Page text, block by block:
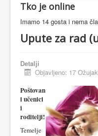
Tko je online
Imamo 14 gosta i nema
Upute za rad
Detalji
Objavljeno: 17
Poštovan
i učenici
i
roditelji!
Temelje